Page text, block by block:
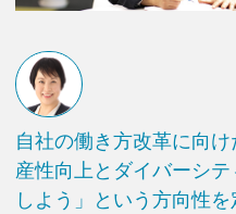
自社の働き方改革に向
産性向上とダイバーシ
しよう」という方向性